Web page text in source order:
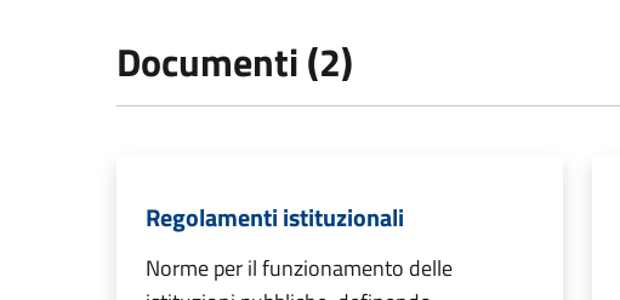
Documenti (2)
Regolamenti istituzionali
Norme per il funzionamento delle